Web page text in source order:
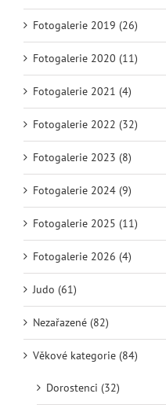
Fotogalerie 2019 (26)
Fotogalerie 2020 (11)
Fotogalerie 2021 (4)
Fotogalerie 2022 (32)
Fotogalerie 2023 (8)
Fotogalerie 2024 (9)
Fotogalerie 2025 (11)
Fotogalerie 2026 (4)
Judo (61)
Nezařazené (82)
Věkové kategorie (84)
Dorostenci (32)